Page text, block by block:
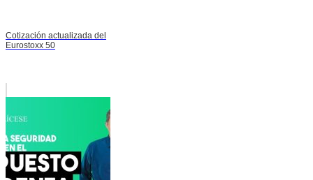
Cotización actualizada del
Eurostoxx 50